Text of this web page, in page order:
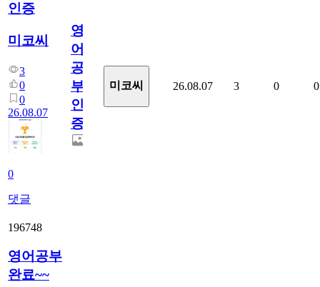
인증
미코씨
3
0
0
26.08.07
0
댓글
영
어
공
부
인
증
미코씨 26.08.07 3 0 0
196748
영어공부
완료~~